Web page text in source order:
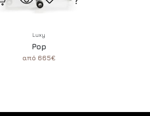
Luxy
Pop
από 665€